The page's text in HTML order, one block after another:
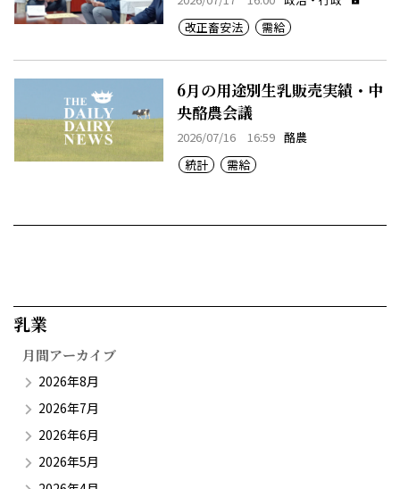
改正畜安法
需給
6月の用途別生乳販売実績・中
央酪農会議
2026/07/16 16:59 酪農
統計
需給
乳業​
月間アーカイブ
2026年8月
2026年7月
2026年6月
2026年5月